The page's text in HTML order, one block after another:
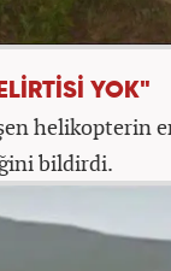
YOK"
bildirdi.